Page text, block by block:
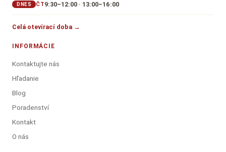
DNES ČT9:30–12:00 · 13:00–16:00
Celá otevírací doba →
INFORMÁCIE
Kontaktujte nás
Hľadanie
Blog
Poradenství
Kontakt
O nás